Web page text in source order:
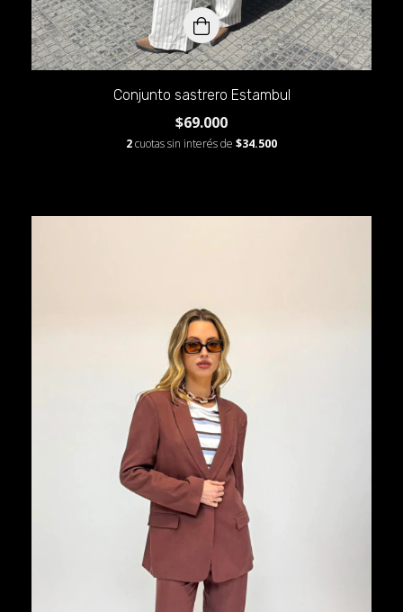
Conjunto sastrero Estambul
$69.000
2cuotas sin interés de $34.500